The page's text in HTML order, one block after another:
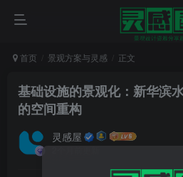
首页 景观方案与灵感 正文
基础设施的景观化：新华滨
的空间重构
灵感屋
2个月前更新